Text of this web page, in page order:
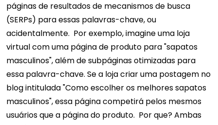
páginas de resultados de mecanismos de busca
(SERPs) para essas palavras-chave, ou
acidentalmente. Por exemplo, imagine uma loja
virtual com uma página de produto para "sapatos
masculinos", além de subpáginas otimizadas para
essa palavra-chave. Se a loja criar uma postagem no
blog intitulada "Como escolher os melhores sapatos
masculinos", essa página competirá pelos mesmos
usuários que a página do produto. Por que?Ambas